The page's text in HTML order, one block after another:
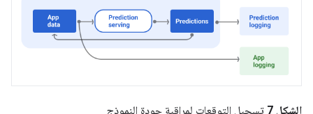
الشكل 7 تسجيل التوقعات لمراقبة جودة النموذج